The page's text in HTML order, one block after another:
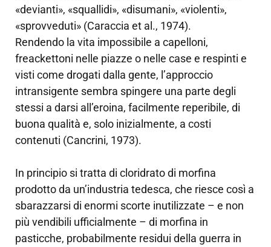
«devianti», «squallidi», «disumani», «violenti»,
«sprovveduti» (Caraccia et al., 1974).
Rendendo la vita impossibile a capelloni,
freackettoni nelle piazze o nelle case e respinti e
visti come drogati dalla gente, l’approccio
intransigente sembra spingere una parte degli
stessi a darsi all’eroina, facilmente reperibile, di
buona qualità e, solo inizialmente, a costi
contenuti (Cancrini, 1973).
In principio si tratta di cloridrato di morfina
prodotto da un’industria tedesca, che riesce così a
sbarazzarsi di enormi scorte inutilizzate – e non
più vendibili ufficialmente – di morfina in
pasticche, probabilmente residui della guerra in